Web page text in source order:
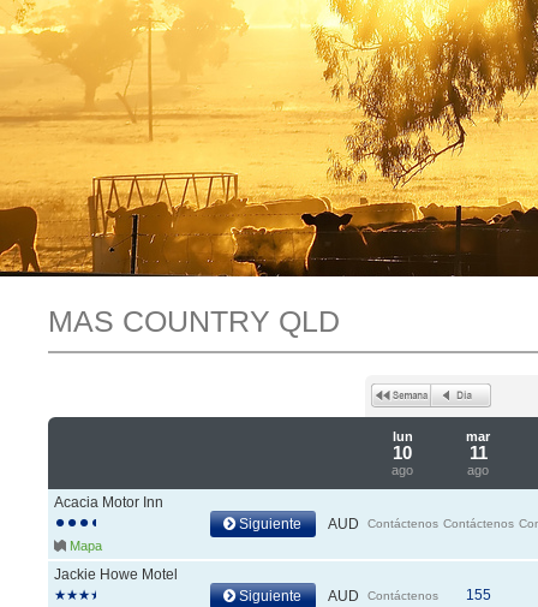
MAS COUNTRY QLD
lun
10
ago
mar
11
ago
Acacia Motor Inn
Mapa
Siguiente AUD Contáctenos Contáctenos
Jackie Howe Motel
Siguiente AUD Contáctenos 155